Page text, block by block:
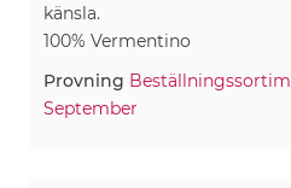
känsla.
100% Vermentino
Provning
September